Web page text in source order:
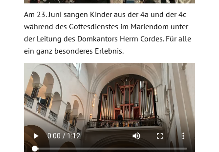
Am 23. Juni sangen Kinder aus der 4a und der 4c
während des Gottesdienstes im Mariendom unter
der Leitung des Domkantors Herrn Cordes. Für alle
ein ganz besonderes Erlebnis.